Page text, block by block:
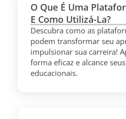
O Que É Uma
E Como Utilizá-La?
Descubra como as
podem transformar seu
impulsionar sua carreira!
forma eficaz e alcance
educacionais.